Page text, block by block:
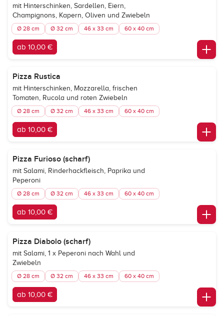
mit Hinterschinken, Sardellen, Eiern,
Champignons, Kapern, Oliven und Zwiebeln
Ø 28 cm Ø 32 cm 46 x 33 cm 60 x 40 cm
ab 10,00 €
Pizza Rustica
mit Hinterschinken, Mozzarella, frischen
Tomaten, Rucola und roten Zwiebeln
Ø 28 cm Ø 32 cm 46 x 33 cm 60 x 40 cm
ab 10,00 €
Pizza Furioso (scharf)
mit Salami, Rinderhackfleisch, Paprika und
Peperoni
Ø 28 cm Ø 32 cm 46 x 33 cm 60 x 40 cm
ab 10,00 €
Pizza Diabolo (scharf)
mit Salami, 1 x Peperoni nach Wahl und
Zwiebeln
Ø 28 cm Ø 32 cm 46 x 33 cm 60 x 40 cm
ab 10,00 €